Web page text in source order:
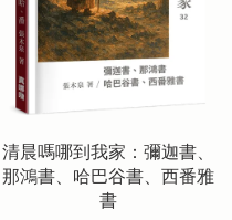
清晨嗎哪到我家：彌迦書、
那鴻書、哈巴谷書、西番雅
書